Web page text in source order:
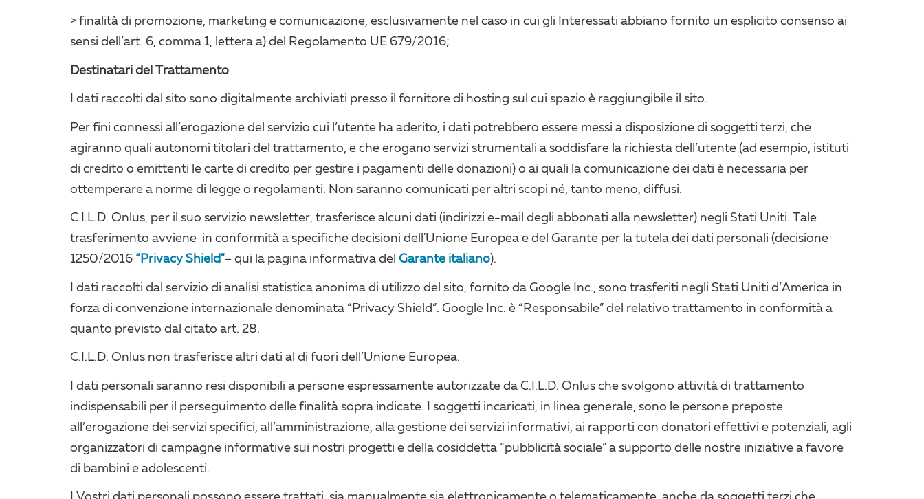
> finalità di promozione, marketing e comunicazione, esclusivamente nel caso in cui gli Interessati abbiano fornito un esplicito consenso ai
sensi dell’art. 6, comma 1, lettera a) del Regolamento UE 679/2016;
Destinatari del Trattamento
I dati raccolti dal sito sono digitalmente archiviati presso il fornitore di hosting sul cui spazio è raggiungibile il sito.
Per fini connessi all’erogazione del servizio cui l’utente ha aderito, i dati potrebbero essere messi a disposizione di soggetti terzi, che
agiranno quali autonomi titolari del trattamento, e che erogano servizi strumentali a soddisfare la richiesta dell’utente (ad esempio, istituti
di credito o emittenti le carte di credito per gestire i pagamenti delle donazioni) o ai quali la comunicazione dei dati è necessaria per
ottemperare a norme di legge o regolamenti. Non saranno comunicati per altri scopi né, tanto meno, diffusi.
C.I.L.D. Onlus, per il suo servizio newsletter, trasferisce alcuni dati (indirizzi e-mail degli abbonati alla newsletter) negli Stati Uniti. Tale
trasferimento avviene in conformità a specifiche decisioni dell'Unione Europea e del Garante per la tutela dei dati personali (decisione
1250/2016 “Privacy Shield"– qui la pagina informativa del Garante italiano).
I dati raccolti dal servizio di analisi statistica anonima di utilizzo del sito, fornito da Google Inc., sono trasferiti negli Stati Uniti d’America in
forza di convenzione internazionale denominata “Privacy Shield”. Google Inc. è “Responsabile” del relativo trattamento in conformità a
quanto previsto dal citato art. 28.
C.I.L.D. Onlus non trasferisce altri dati al di fuori dell’Unione Europea.
I dati personali saranno resi disponibili a persone espressamente autorizzate da C.I.L.D. Onlus che svolgono attività di trattamento
indispensabili per il perseguimento delle finalità sopra indicate. I soggetti incaricati, in linea generale, sono le persone preposte
all’erogazione dei servizi specifici, all’amministrazione, alla gestione dei servizi informativi, ai rapporti con donatori effettivi e potenziali, agli
organizzatori di campagne informative sui nostri progetti e della cosiddetta “pubblicità sociale” a supporto delle nostre iniziative a favore
di bambini e adolescenti.